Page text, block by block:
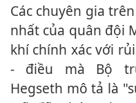
Các chuyên gia trên lưu ý, điểm mạnh rõ ràng
nhất của quân đội
khí chính xác với
- điều mà Bộ
Hegseth mô tả là